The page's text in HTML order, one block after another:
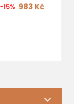
-15% 983 Kč